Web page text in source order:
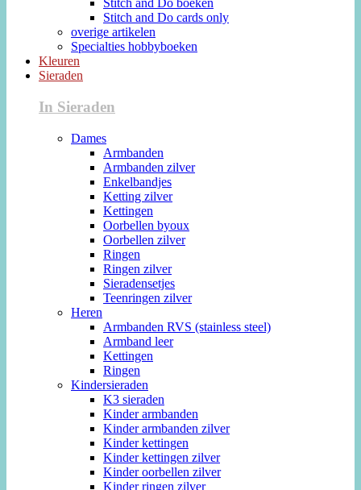
Stitch and Do boeken
Stitch and Do cards only
overige artikelen
Specialties hobbyboeken
Kleuren
Sieraden
In Sieraden
Dames
Armbanden
Armbanden zilver
Enkelbandjes
Ketting zilver
Kettingen
Oorbellen byoux
Oorbellen zilver
Ringen
Ringen zilver
Sieradensetjes
Teenringen zilver
Heren
Armbanden RVS (stainless steel)
Armband leer
Kettingen
Ringen
Kindersieraden
K3 sieraden
Kinder armbanden
Kinder armbanden zilver
Kinder kettingen
Kinder kettingen zilver
Kinder oorbellen zilver
Kinder ringen zilver